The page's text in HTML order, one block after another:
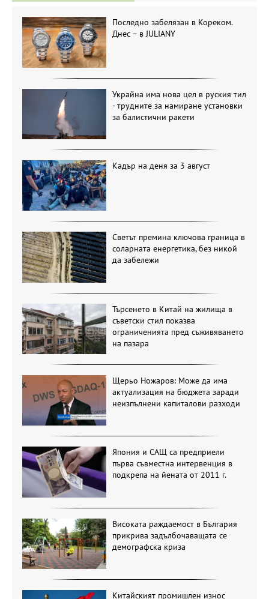
Последно забелязан в Кореком.
Днес – в JULIANY
Украйна има нова цел в руския тил
- трудните за намиране установки
за балистични ракети
Кадър на деня за 3 август
Светът премина ключова граница в
соларната енергетика, без никой
да забележи
Търсенето в Китай на жилища в
съветски стил показва
ограниченията пред съживяването
на пазара
Щерьо Ножаров: Може да има
актуализация на бюджета заради
неизпълнени капиталови разходи
Япония и САЩ са предприели
първа съвместна интервенция в
подкрепа на йената от 2011 г.
Високата раждаемост в България
прикрива задълбочаващата се
демографска криза
Китайският промишлен износ